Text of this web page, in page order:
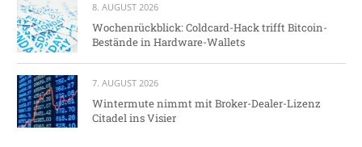
8. AUGUST 2026
Wochenrückblick: Coldcard-Hack trifft Bitcoin-
Bestände in Hardware-Wallets
7. AUGUST 2026
Wintermute nimmt mit Broker-Dealer-Lizenz
Citadel ins Visier